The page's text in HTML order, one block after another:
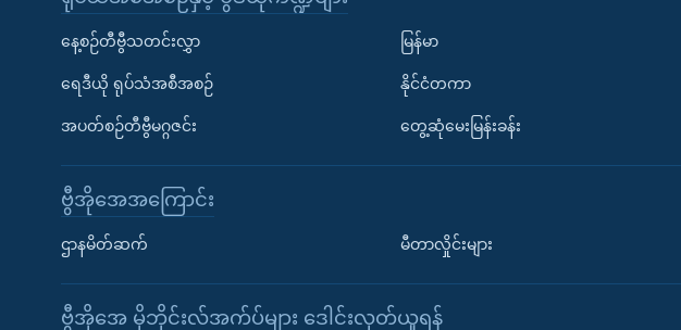
Learning English
နေ့စဉ်တီဗွီသတင်းလွှာ
ရေဒီယို ရုပ်သံအစီအစဉ်
အပတ်စဉ်တီဗွီမဂ္ဂဇင်း
မြန်မာ
နိုင်ငံတကာ
တွေ့ဆုံမေးမြန်းခန်း
ဗွီအိုအေအကြောင်း
ဌာနမိတ်ဆက် မီတာလှိုင်းများ
ဗွီအိုအေ မိုဘိုင်းလ်အက်ပ်များ ဒေါင်းလုတ်ယူရန်